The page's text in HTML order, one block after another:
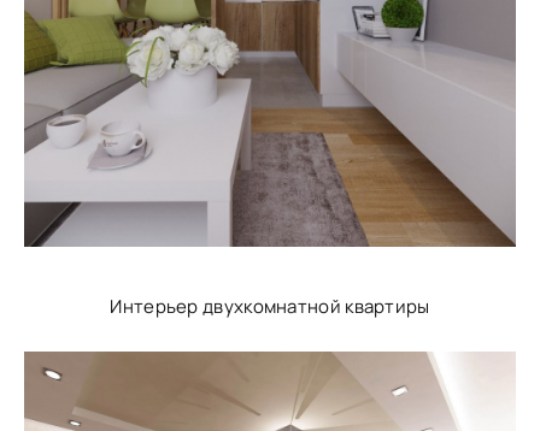
Интерьер двухкомнатной квартиры